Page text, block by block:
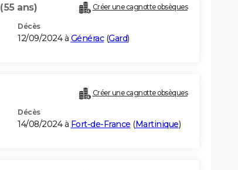
(55 ans) Créer une cagnotte obsèques
Décès
12/09/2024 à Générac(Gard)
Créer une cagnotte obsèques
Décès
14/08/2024 à Fort-de-France (Martinique)